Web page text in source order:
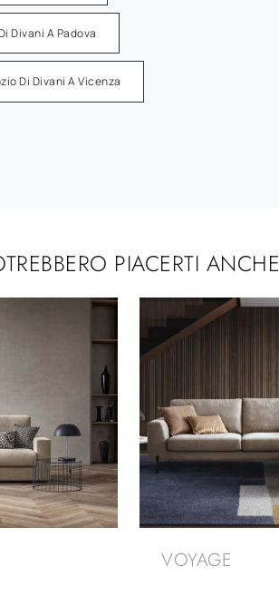
Divani A Padova
Di Divani A Vicenza
PIACERTI ANCHE
VOYAGE